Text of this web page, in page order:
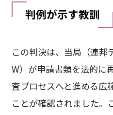
判例が示す教訓
この判決は、当局（連邦
W）が申請書類を法的に
査プロセスへと進める広
ことが確認されました